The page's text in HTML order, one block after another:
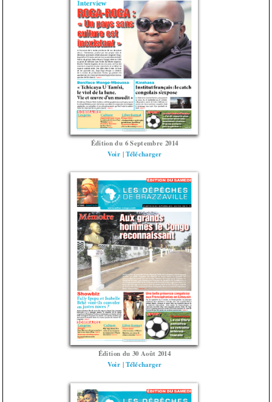
Édition du 6 Septembre 2014
Voir |Télécharger
Édition du 30 Août 2014
Voir |Télécharger